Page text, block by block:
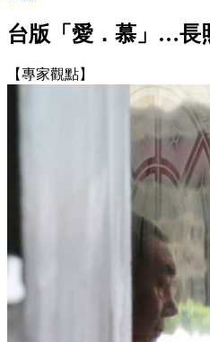
台版「愛．慕」…長
【專家觀點】